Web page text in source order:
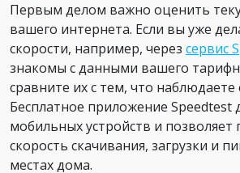
Первым делом важно оценить
вашего интернета. Если вы уже
скорости, например, через сервис
знакомы с данными вашего
сравните их с тем, что наблюдаете
Бесплатное приложение Speedtest
мобильных устройств и позволяет
скорость скачивания, загрузки и
местах дома.